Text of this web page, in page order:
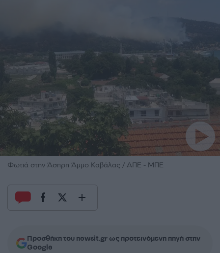
Φωτιά στην Άσπρη Άμμο Καβάλας / ΑΠΕ - ΜΠΕ
Προσθήκη του newsit.gr ως προτεινόμενη πηγή στην
Google